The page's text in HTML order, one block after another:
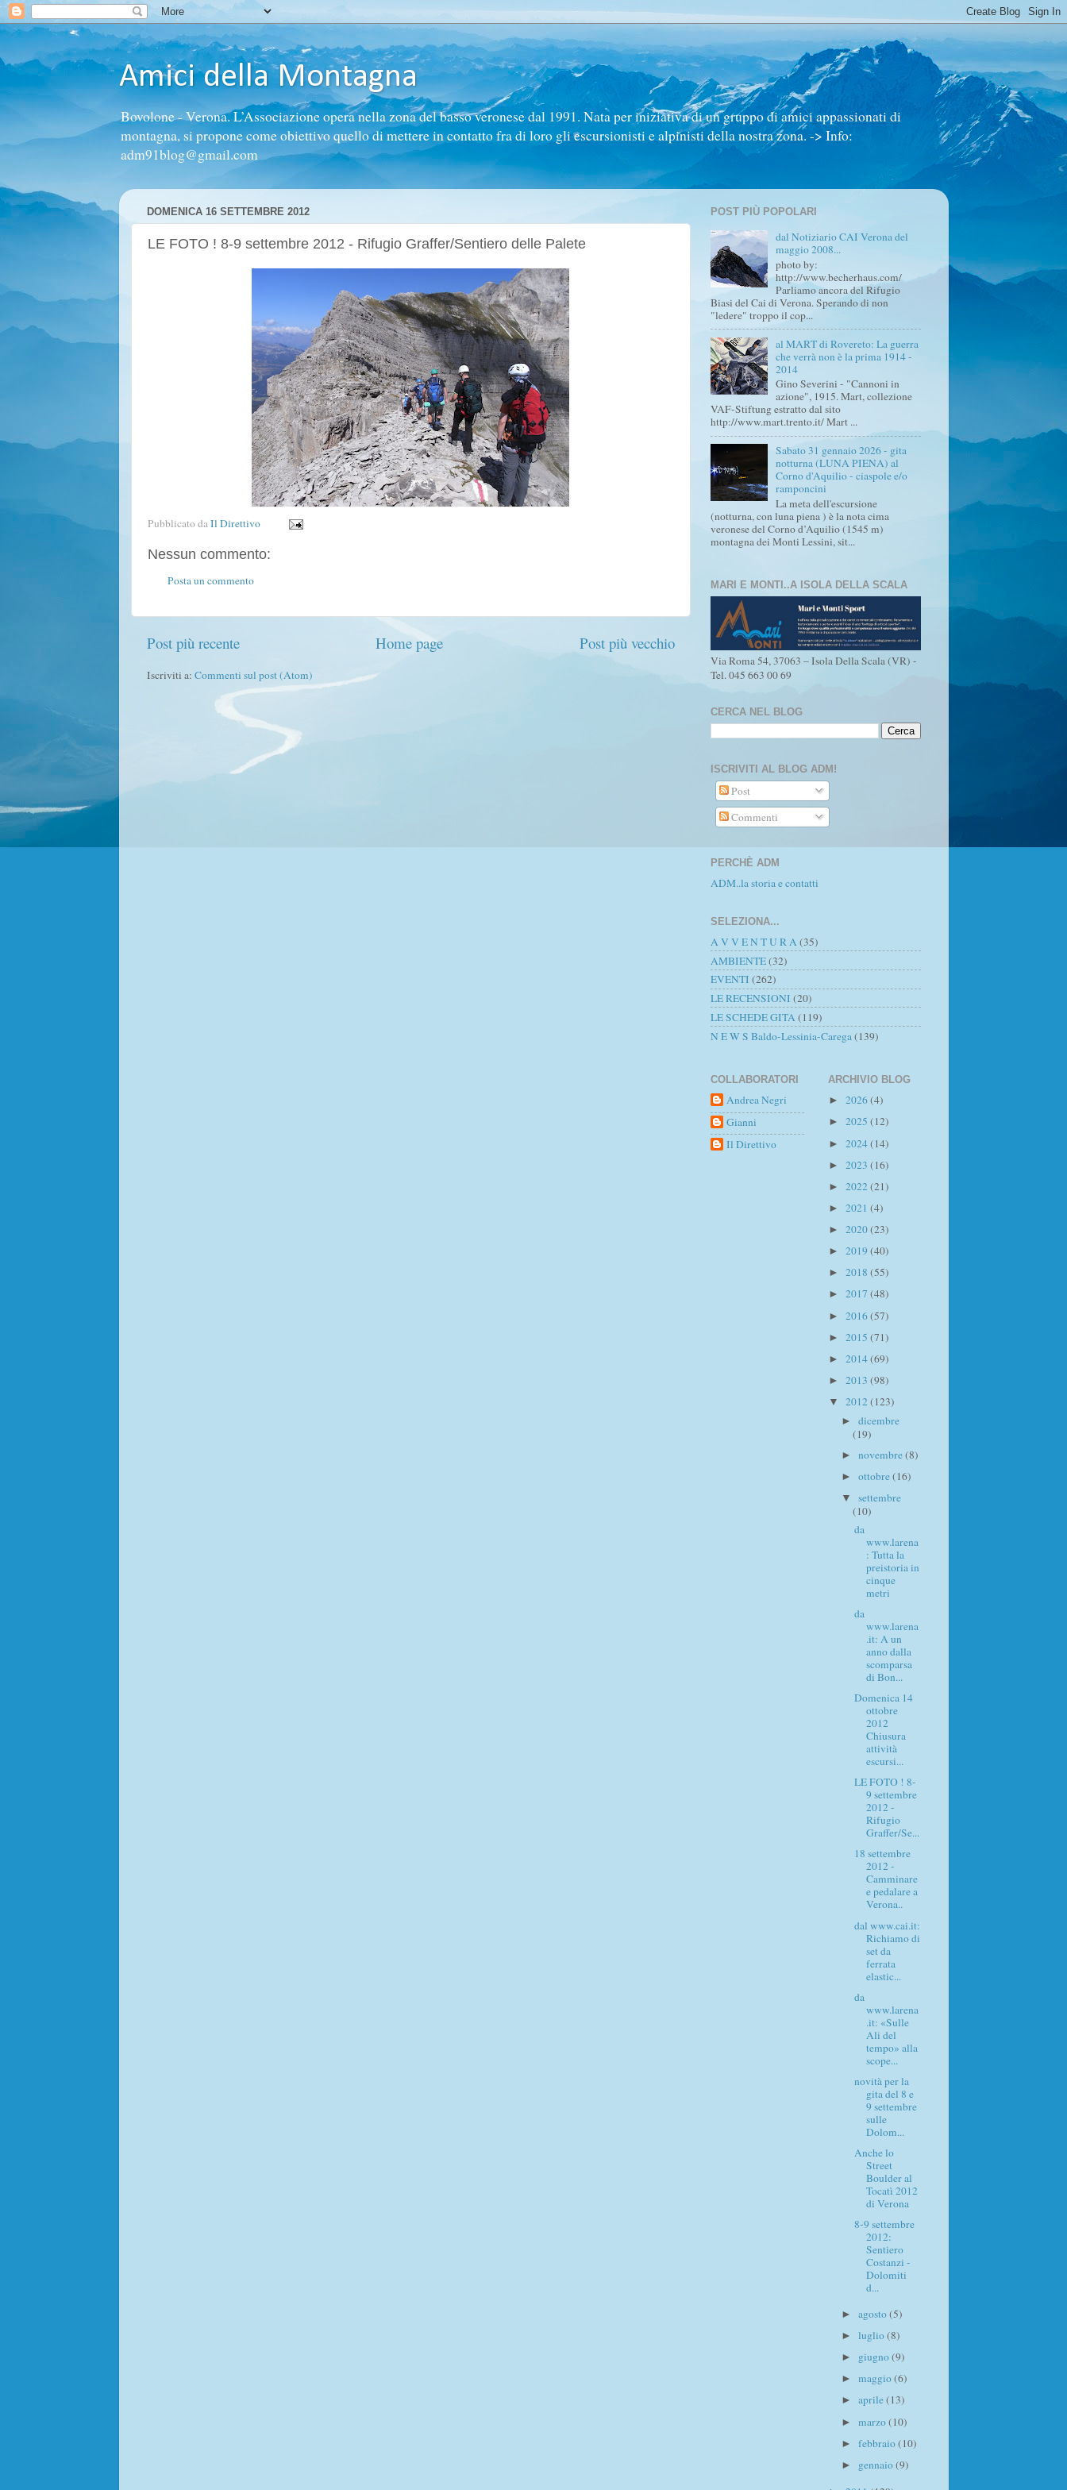
Amici della Montagna
Bovolone - Verona. L’Associazione opera nella zona del basso veronese dal 1991. Nata per iniziativa di un gruppo di amici appassionati di
montagna, si propone come obiettivo quello di mettere in contatto fra di loro gli escursionisti e alpinisti della nostra zona. -> Info:
adm91blog@gmail.com
DOMENICA 16 SETTEMBRE 2012
LE FOTO ! 8-9 settembre 2012 - Rifugio Graffer/Sentiero delle Palete
Pubblicato daIl Direttivo
Nessun commento:
Posta un commento
Post più recente Post più vecchio
Home page
Iscriviti a: Commenti sul post (Atom)
POST PIÙ POPOLARI
dal Notiziario CAI Verona del
maggio 2008...
photo by:
http://www.becherhaus.com/
Parliamo ancora del Rifugio
Biasi del Cai di Verona. Sperando di non
"ledere" troppo il cop...
al MART di Rovereto: La guerra
che verrà non è la prima 1914 -
2014
Gino Severini - "Cannoni in
azione", 1915. Mart, collezione
VAF-Stiftung estratto dal sito
http://www.mart.trento.it/ Mart ...
Sabato 31 gennaio 2026 - gita
notturna (LUNA PIENA) al
Corno d'Aquilio - ciaspole e/o
ramponcini
La meta dell'escursione
(notturna, con luna piena ) è la nota cima
veronese del Corno d’Aquilio (1545 m)
montagna dei Monti Lessini, sit...
MARI E MONTI..A ISOLA DELLA SCALA
Via Roma 54, 37063 – Isola Della Scala (VR) -
Tel. 045 663 00 69
CERCA NEL BLOG
ISCRIVITI AL BLOG ADM!
Post
Commenti
PERCHÈ ADM
ADM..la storia e contatti
SELEZIONA...
A V V E N T U R A (35)
AMBIENTE(32)
EVENTI (262)
LE RECENSIONI (20)
LE SCHEDE GITA (119)
N E W S Baldo-Lessinia-Carega (139)
COLLABORATORI
Andrea Negri
Gianni
Il Direttivo
ARCHIVIO BLOG
► 2026(4)
► 2025 (12)
► 2024(14)
► 2023 (16)
► 2022 (21)
► 2021 (4)
► 2020(23)
► 2019 (40)
► 2018 (55)
► 2017 (48)
► 2016(57)
► 2015 (71)
► 2014(69)
► 2013 (98)
▼ 2012 (123)
► dicembre
(19)
► novembre(8)
► ottobre(16)
▼ settembre
(10)
da
www.larena
: Tutta la
preistoria in
cinque
metri
da
www.larena
.it: A un
anno dalla
scomparsa
di Bon...
Domenica 14
ottobre
2012
Chiusura
attività
escursi...
LE FOTO ! 8-
9 settembre
2012 -
Rifugio
Graffer/Se...
18 settembre
2012 -
Camminare
e pedalare a
Verona..
dal www.cai.it:
Richiamo di
set da
ferrata
elastic...
da
www.larena
.it: «Sulle
Ali del
tempo» alla
scope...
novità per la
gita del 8 e
9 settembre
sulle
Dolom...
Anche lo
Street
Boulder al
Tocatì 2012
di Verona
8-9 settembre
2012:
Sentiero
Costanzi -
Dolomiti
d...
► agosto(5)
► luglio(8)
► giugno(9)
► maggio(6)
► aprile(13)
► marzo(10)
► febbraio(10)
► gennaio(9)